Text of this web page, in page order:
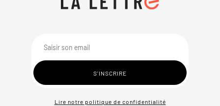
Lire notre politique de confidentialité